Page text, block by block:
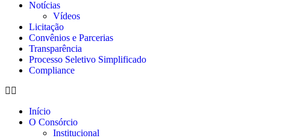
Notícias
Vídeos
Licitação
Convênios e Parcerias
Transparência
Processo Seletivo Simplificado
Compliance
Início
O Consórcio
Institucional